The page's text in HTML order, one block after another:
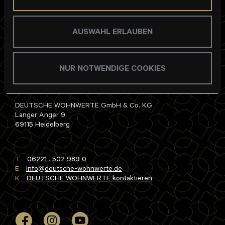
AUSWAHL ERLAUBEN
NUR NOTWENDIGE COOKIES
DEUTSCHE WOHNWERTE GmbH & Co. KG
Langer Anger 9
69115 Heidelberg
T
06221 . 502 989 0
E
info deutsche-wohnwertede
K
DEUTSCHE WOHNWERTE kontaktieren